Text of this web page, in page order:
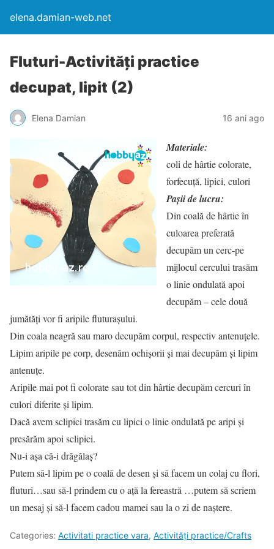
elena.damian-web.net
Fluturi-Activităţi practice
decupat, lipit (2)
Elena Damian 16 ani ago
Materiale:
coli de hârtie colorate,
forfecuţă, lipici, culori
Paşii de lucru:
Din coală de hârtie în
culoarea preferată
decupăm un cerc-pe
mijlocul cercului trasăm
o linie ondulată apoi
decupăm – cele două
jumătăţi vor fi aripile fluturaşului.
Din coala neagră sau maro decupăm corpul, respectiv antenuţele.
Lipim aripile pe corp, desenăm ochişorii şi mai decupăm şi lipim
antenuţe.
Aripile mai pot fi colorate sau tot din hârtie decupăm cercuri în
culori diferite şi lipim.
Dacă avem sclipici trasăm cu lipici o linie ondulată pe aripi şi
presărăm apoi sclipici.
Nu-i aşa că-i drăgălaş?
Putem să-l lipim pe o coală de desen şi să facem un colaj cu flori,
fluturi…sau să-l prindem cu o aţă la fereastră …putem să scriem
un mesaj şi să-l facem cadou mamei sau la o zi de naştere.
Categories: Activitati practice vara, Activități practice/Crafts